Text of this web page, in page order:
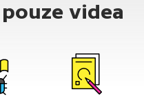
videa